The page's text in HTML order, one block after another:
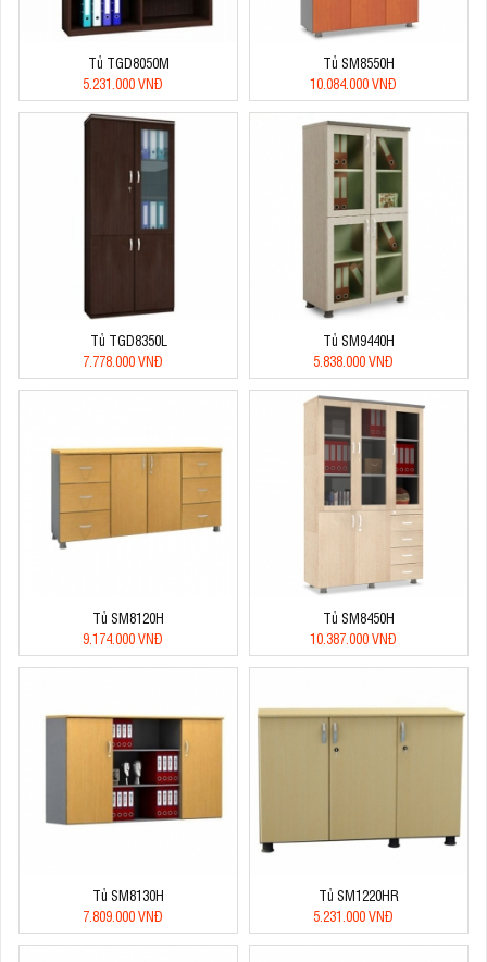
Tủ TGD8050M
5.231.000 VNĐ
Tủ SM8550H
10.084.000 VNĐ
Tủ TGD8350L
7.778.000 VNĐ
Tủ SM9440H
5.838.000 VNĐ
Tủ SM8120H
9.174.000 VNĐ
Tủ SM8450H
10.387.000 VNĐ
Tủ SM8130H
7.809.000 VNĐ
Tủ SM1220HR
5.231.000 VNĐ